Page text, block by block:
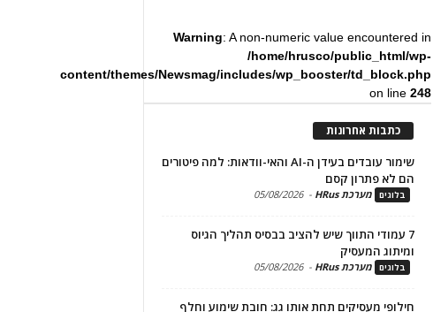
Warning: A non-numeric value encountered in
/home/hrusco/public_html/wp-
content/themes/Newsmag/includes/wp_booster/td_block.php
on line248
כתבות אחרונות
שימור עובדים בעידן ה-AI והאי-וודאות: למה פיטורים
הם לא פתרון קסם
בלוגים מערכת HRus -
05/08/2026
7 עמודי התווך שיש להציב בבסיס תהליך הגיוס
ומיתוג המעסיק
בלוגים מערכת HRus -
05/08/2026
חילופי מעסיקים תחת אותו גג: חובת שימוע וחלף